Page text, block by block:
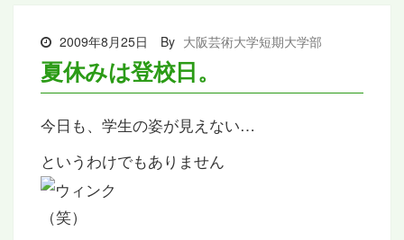
2009年8月25日 By 大阪芸術大学短期大学部
夏休みは登校日。
今日も、学生の姿が見えない…
というわけでもありません
（笑）